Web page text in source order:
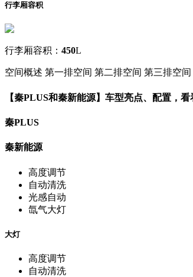
行李厢容积
行李厢容积： 450L
空间概述 第一排空间 第二排空间 第三排空间
【秦PLUS和秦新能源】车型亮点、配置，看
秦PLUS
秦新能源
高度调节
自动清洗
光感自动
氙气大灯
大灯
高度调节
自动清洗